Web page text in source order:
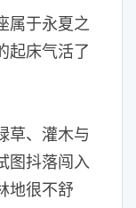
于永夏之
起床气活了
、灌木与
图抖落闯入
地很不舒